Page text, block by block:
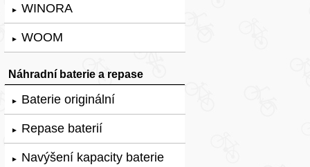
► WINORA
► WOOM
Náhradní baterie a repase
► Baterie originální
► Repase baterií
► Navýšení kapacity baterie